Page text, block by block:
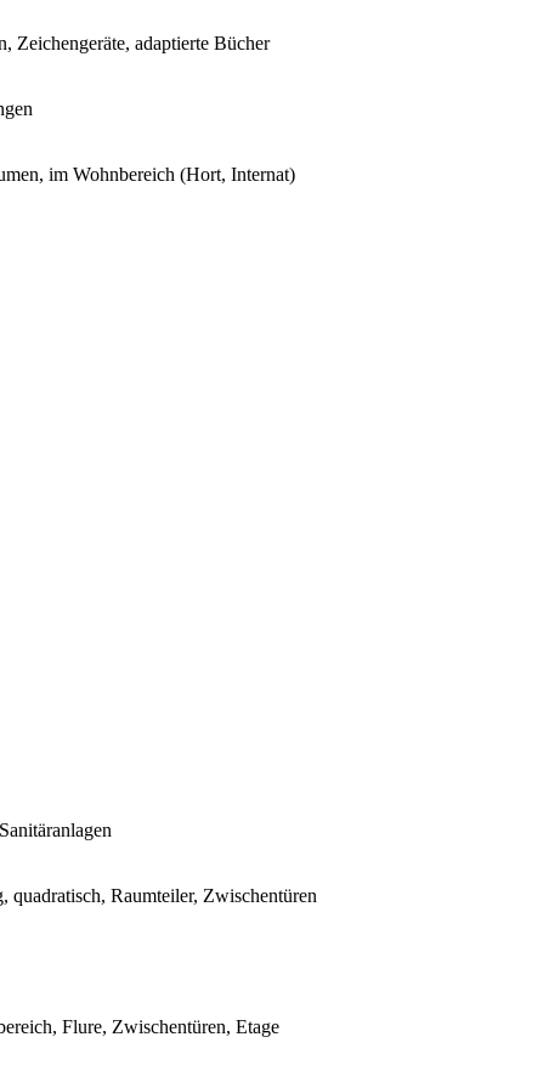
Zeichengeräte, adaptierte Bücher
im Wohnbereich (Hort, Internat)
quadratisch, Raumteiler, Zwischentüren
Flure, Zwischentüren, Etage